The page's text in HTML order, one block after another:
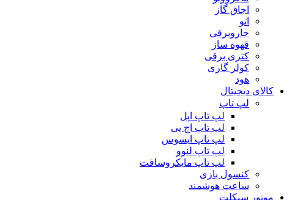
اجاق گاز
اتو
جاروبرقی
قهوه ساز
کتری برقی
کولر گازی
هود
کالای دیجیتال
لپ تاپ
لپ تاپ اپل
لپ تاپ اچ پی
لپ تاپ ایسوس
لپ تاپ لنوو
لپ تاپ مایکروسافت
کنسول بازی
ساعت هوشمند
موتور سیکلت